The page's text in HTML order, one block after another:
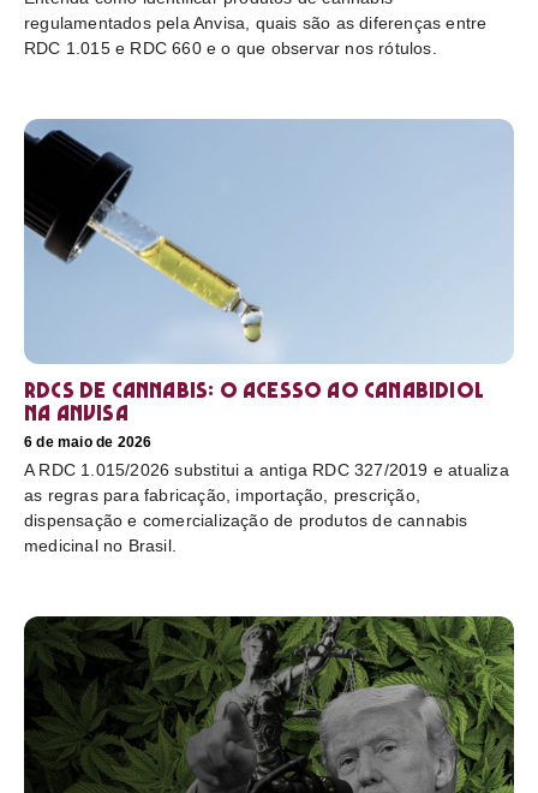
regulamentados pela Anvisa, quais são as diferenças entre
RDC 1.015 e RDC 660 e o que observar nos rótulos.
RDCs de cannabis: o acesso ao canabidiol
na Anvisa
6 de maio de 2026
A RDC 1.015/2026 substitui a antiga RDC 327/2019 e atualiza
as regras para fabricação, importação, prescrição,
dispensação e comercialização de produtos de cannabis
medicinal no Brasil.